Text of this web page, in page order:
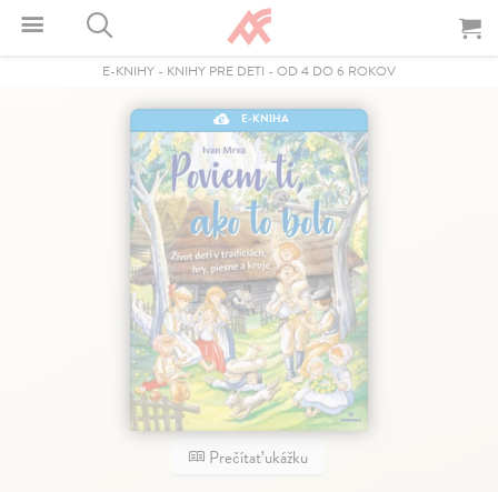
E-KNIHY - KNIHY PRE DETI - OD 4 DO 6 ROKOV
E-KNIHA
Prečítať ukážku